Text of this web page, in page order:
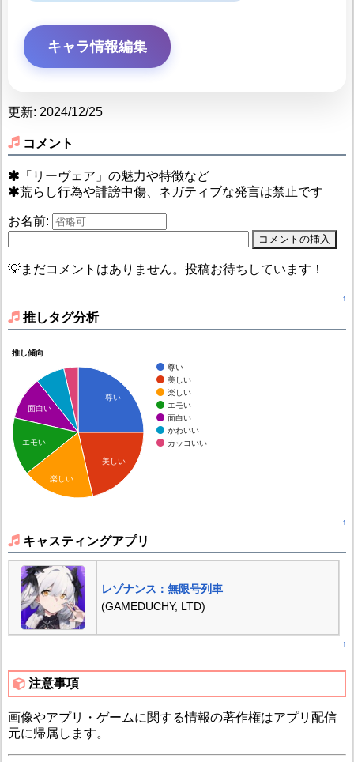
キャラ情報編集
更新: 2024/12/25
コメント
「リーヴェア」の魅力や特徴など
荒らし行為や誹謗中傷、ネガティブな発言は禁止です
お名前:
💡まだコメントはありません。投稿お待ちしています！
↑
推しタグ分析
推し傾向
尊い
美しい
楽しい
エモい
面白い
かわいい
カッコいい
尊い
美しい
面白い
エモい
楽しい
↑
キャスティングアプリ
レゾナンス：無限号列車
(GAMEDUCHY, LTD)
↑
注意事項
画像やアプリ・ゲームに関する情報の著作権はアプリ配信
元に帰属します。